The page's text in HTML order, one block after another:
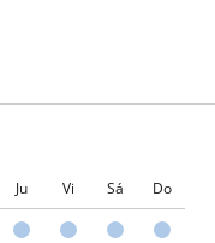
Ju Vi Sá Do